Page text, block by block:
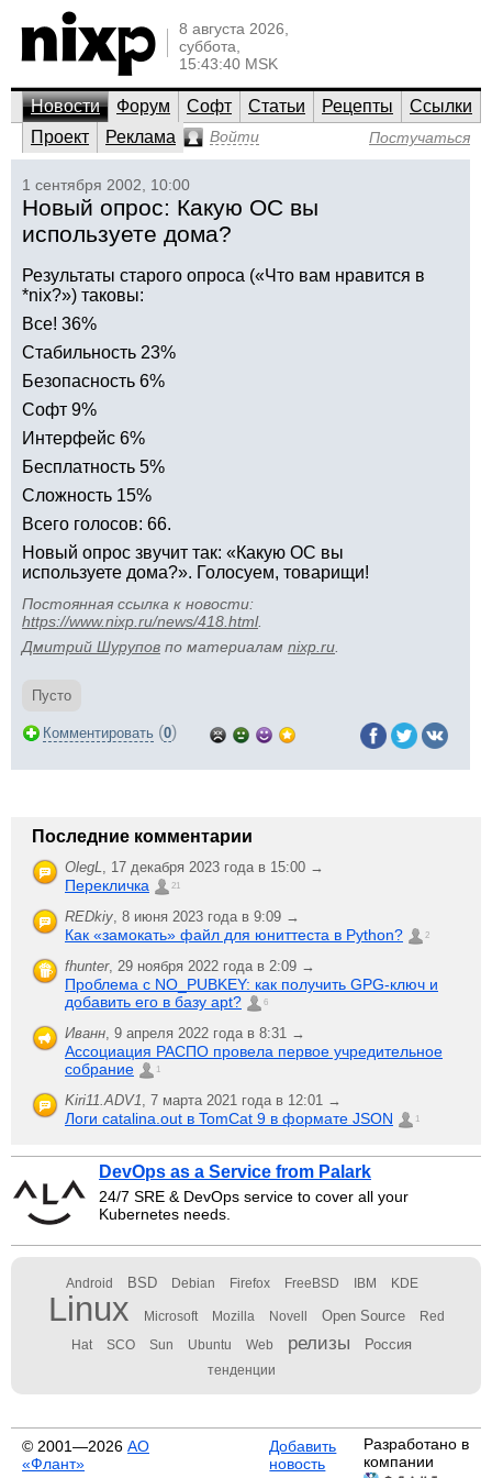
8 августа 2026,
суббота,
15:43:40 MSK
Новости Форум Софт Статьи Рецепты
Ссылки
Проект
Реклама Войти Постучаться
1 сентября 2002, 10:00
Новый опрос: Какую ОС вы
используете дома?
Результаты старого опроса («Что вам нравится в
*nix?») таковы:
Все! 36%
Стабильность 23%
Безопасность 6%
Софт 9%
Интерфейс 6%
Бесплатность 5%
Сложность 15%
Всего голосов: 66.
Новый опрос звучит так: «Какую ОС вы
используете дома?». Голосуем, товарищи!
Постоянная ссылка к новости:
https://www.nixp.ru/news/418.html.
Дмитрий Шурупов по материалам nixp.ru
Пусто
Комментировать (0)
Последние комментарии
OlegL, 17 декабря 2023 года в 15:00 →
Перекличка 21
REDkiy, 8 июня 2023 года в 9:09 →
Как «замокать» файл для юниттеста в Python? 2
fhunter, 29 ноября 2022 года в 2:09 →
Проблема с NO_PUBKEY: как получить GPG-ключ и
добавить его в базу apt?
6
Иванн, 9 апреля 2022 года в 8:31 →
Ассоциация РАСПО провела первое учредительное
собрание
1
Kiri11.ADV1, 7 марта 2021 года в 12:01 →
Логи catalina.out в TomCat 9 в формате JSON 1
DevOps as a Service from Palark
24/7 SRE & DevOps service to cover all your
Kubernetes needs.
Android BSD Debian Firefox FreeBSD IBM KDE
Linux Microsoft Mozilla Novell Open Source Red
Hat SCO Sun Ubuntu Web релизы Россия
тенденции
© 2001—2026 АО
«Флант»
Добавить
новость
Разработано в
компании